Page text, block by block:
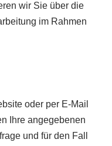
wir Sie über die
im Rahmen
oder per E-Mail
Ihre angegebenen
und für den Fall